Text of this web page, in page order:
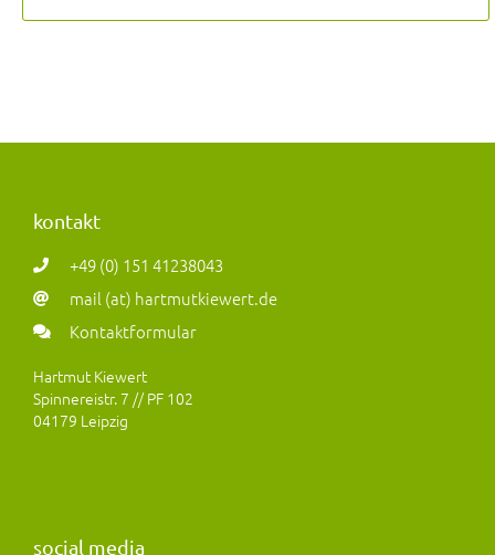
kontakt
+49 (0) 151 41238043
mail (at) hartmutkiewert.de
Kontaktformular
Hartmut Kiewert
Spinnereistr. 7 // PF 102
04179 Leipzig
social media